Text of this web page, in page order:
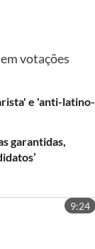
votações
e 'anti-latino-
garantidas,
9:24